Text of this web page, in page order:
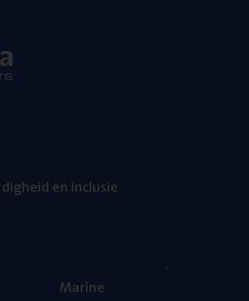
en inclusie
Mari­ne